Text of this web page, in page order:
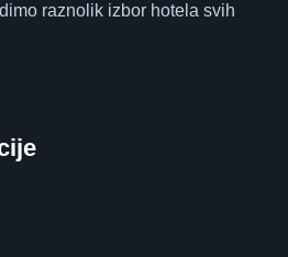
raznolik izbor hotela svih